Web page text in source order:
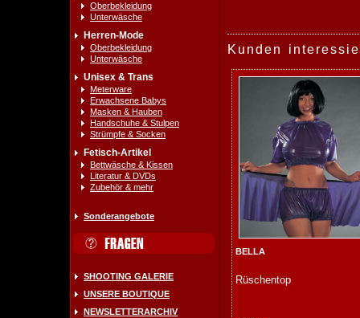
Oberbekleidung
Unterwäsche
Herren-Mode
Oberbekleidung
Unterwäsche
Unisex & Trans
Meterware
Erwachsene Babys
Masken & Hauben
Handschuhe & Stulpen
Strümpfe & Socken
Fetisch-Artikel
Bettwäsche & Kissen
Literatur & DVDs
Zubehör & mehr
Sonderangebote
SHOOTING GALERIE
UNSERE BOUTIQUE
NEWSLETTERARCHIV
Kunden
BELLA
Rüschentop